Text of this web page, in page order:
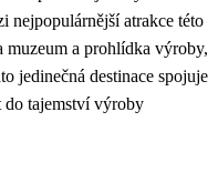
nejpopulárnější atrakce této
muzeum a prohlídka výroby,
jedinečná destinace spojuje
do tajemství výroby